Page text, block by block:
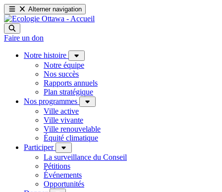
Alterner navigation
Faire un don
Notre histoire
Notre équipe
Nos succès
Rapports annuels
Plan stratégique
Nos programmes
Ville active
Ville vivante
Ville renouvelable
Équité climatique
Participer
La surveillance du Conseil
Pétitions
Événements
Opportunités